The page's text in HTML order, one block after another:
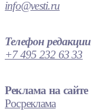
info@vesti.ru
Телефон редакции
+7 495 232 63 33
Реклама на сайте
Росреклама